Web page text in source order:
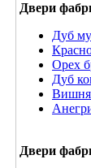
Двери
Дуб
Орех
Дуб
Вишня
Двери